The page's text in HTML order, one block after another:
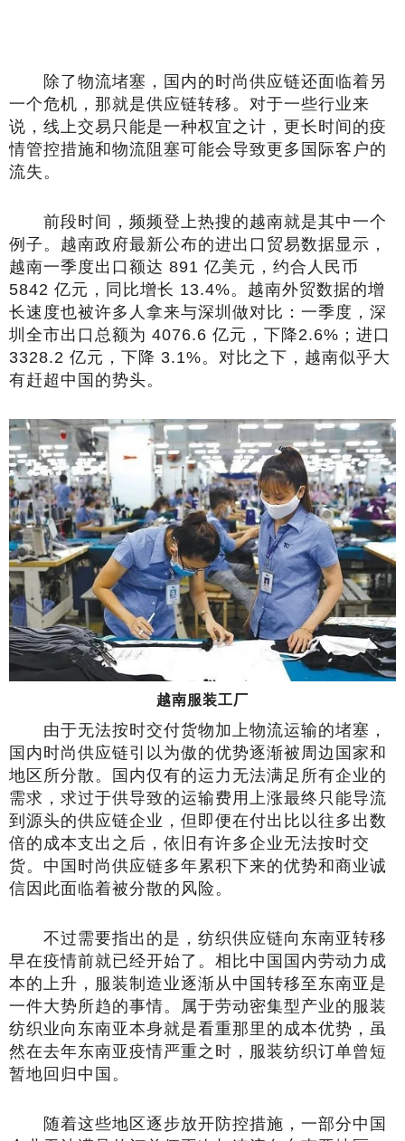
除了物流堵塞，国内的时尚供应链还面临着另
一个危机，那就是供应链转移。对于一些行业来
说，线上交易只能是一种权宜之计，更长时间的疫
情管控措施和物流阻塞可能会导致更多国际客户的
流失。
前段时间，频频登上热搜的越南就是其中一个
例子。越南政府最新公布的进出口贸易数据显示，
越南一季度出口额达 891 亿美元，约合人民币
5842 亿元，同比增长 13.4%。越南外贸数据的增
长速度也被许多人拿来与深圳做对比：一季度，深
圳全市出口总额为 4076.6 亿元，下降2.6%；进口
3328.2 亿元，下降 3.1%。对比之下，越南似乎大
有赶超中国的势头。
越南服装工厂
由于无法按时交付货物加上物流运输的堵塞，
国内时尚供应链引以为傲的优势逐渐被周边国家和
地区所分散。国内仅有的运力无法满足所有企业的
需求，求过于供导致的运输费用上涨最终只能导流
到源头的供应链企业，但即便在付出比以往多出数
倍的成本支出之后，依旧有许多企业无法按时交
货。中国时尚供应链多年累积下来的优势和商业诚
信因此面临着被分散的风险。
不过需要指出的是，纺织供应链向东南亚转移
早在疫情前就已经开始了。相比中国国内劳动力成
本的上升，服装制造业逐渐从中国转移至东南亚是
一件大势所趋的事情。属于劳动密集型产业的服装
纺织业向东南亚本身就是看重那里的成本优势，虽
然在去年东南亚疫情严重之时，服装纺织订单曾短
暂地回归中国。
随着这些地区逐步放开防控措施，一部分中国